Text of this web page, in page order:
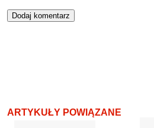
ARTYKUŁY POWIĄZANE